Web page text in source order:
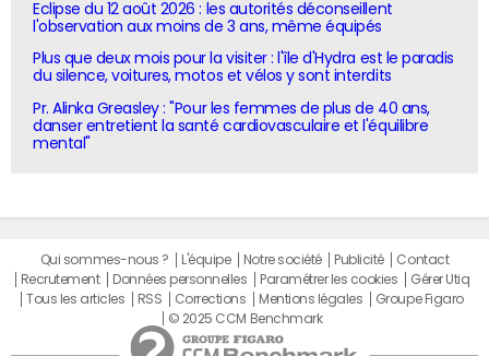
Eclipse du 12 août 2026 : les autorités déconseillent
l'observation aux moins de 3 ans, même équipés
Plus que deux mois pour la visiter : l'île d'Hydra est le paradis
du silence, voitures, motos et vélos y sont interdits
Pr. Alinka Greasley : "Pour les femmes de plus de 40 ans,
danser entretient la santé cardiovasculaire et l'équilibre
mental"
Qui sommes-nous ? L'équipe Notre société Publicité
Contact
Recrutement
Données personnelles Paramétrer les cookies
Gérer Utiq
Tous les articles
RSS Corrections Mentions légales
Groupe Figaro
© 2025 CCM Benchmark